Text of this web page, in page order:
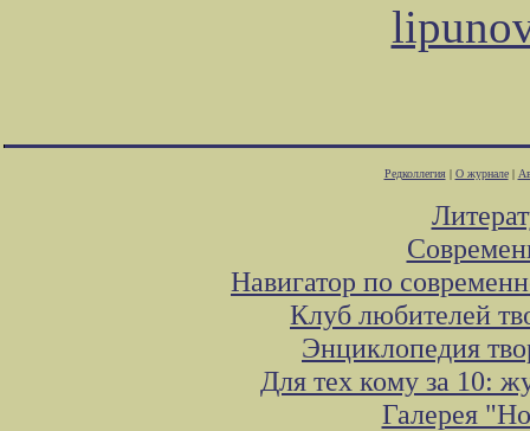
Редколлегия| О журнале|
Навигатор по
Клуб любителей
Энциклопедия
Для тех кому за 10:
Галерея